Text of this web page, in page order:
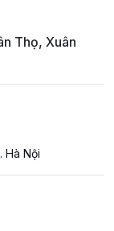
Thọ, Xuân
Hà Nội